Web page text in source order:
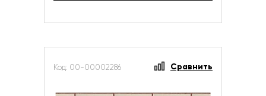
Код: 00-00002286 Сравнить